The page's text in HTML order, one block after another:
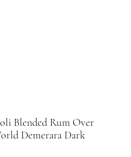
Blended Rum Over
Demerara Dark